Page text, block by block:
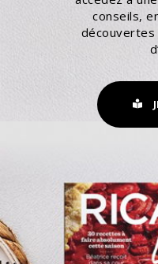
conseils,
découvertes